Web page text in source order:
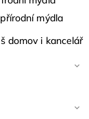
mýdla
domov i kancelář